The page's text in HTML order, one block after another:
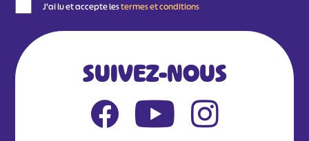
J'ai lu et accepte lestermes et conditions
SUIVEZ-NOUS